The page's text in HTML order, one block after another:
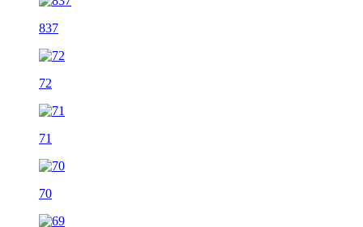
837
72
71
70